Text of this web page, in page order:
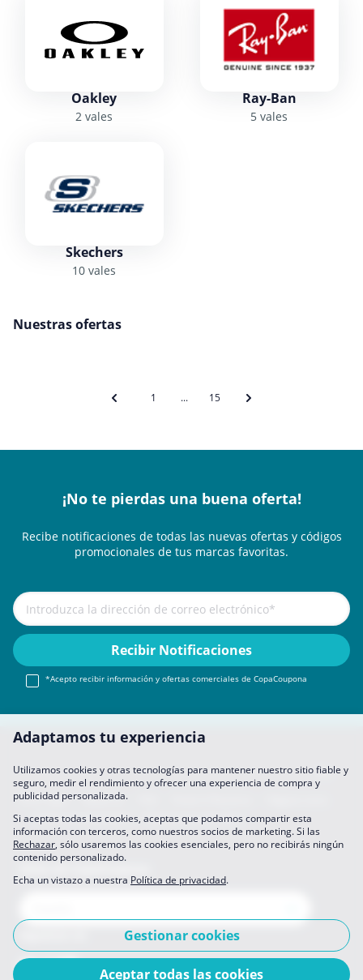
Oakley
2 vales
Ray-Ban
5 vales
Skechers
10 vales
Nuestras ofertas
1 ... 15
¡No te pierdas una buena oferta!
Recibe notificaciones de todas las nuevas ofertas y códigos
promocionales de tus marcas favoritas.
*Acepto recibir información y ofertas comerciales de CopaCoupona
Aviso legal About Us
Política de privacidad
Preferencias de datos
Sitios de CopaCoupona
Adaptamos tu experiencia
Utilizamos cookies y otras tecnologías para mantener nuestro sitio fiable y
seguro, medir el rendimiento y ofrecer una experiencia de compra y
publicidad personalizada.
Si aceptas todas las cookies, aceptas que podamos compartir esta
información con terceros, como nuestros socios de marketing. Si las
Rechazar, sólo usaremos las cookies esenciales, pero no recibirás ningún
contenido personalizado.
Echa un vistazo a nuestra Política de privacidad.
Gestionar cookies
Aceptar todas las cookies